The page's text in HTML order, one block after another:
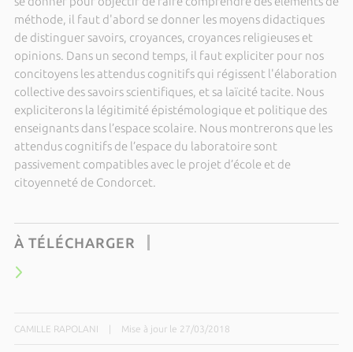
méthode, il faut d'abord se donner les moyens didactiques
de distinguer savoirs, croyances, croyances religieuses et
opinions. Dans un second temps, il faut expliciter pour nos
concitoyens les attendus cognitifs qui régissent l'élaboration
collective des savoirs scientifiques, et sa laïcité tacite. Nous
expliciterons la légitimité épistémologique et politique des
enseignants dans l’espace scolaire. Nous montrerons que les
attendus cognitifs de l’espace du laboratoire sont
passivement compatibles avec le projet d’école et de
citoyenneté de Condorcet.
À TÉLÉCHARGER
CAMILLE RAPOLANI Mise à jour le 27/03/2018